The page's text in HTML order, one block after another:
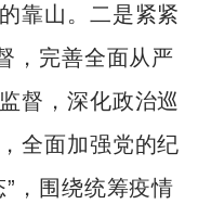
靠山。二是紧紧
，完善全面从严
督，深化政治巡
全面加强党的纪
，围绕统筹疫情